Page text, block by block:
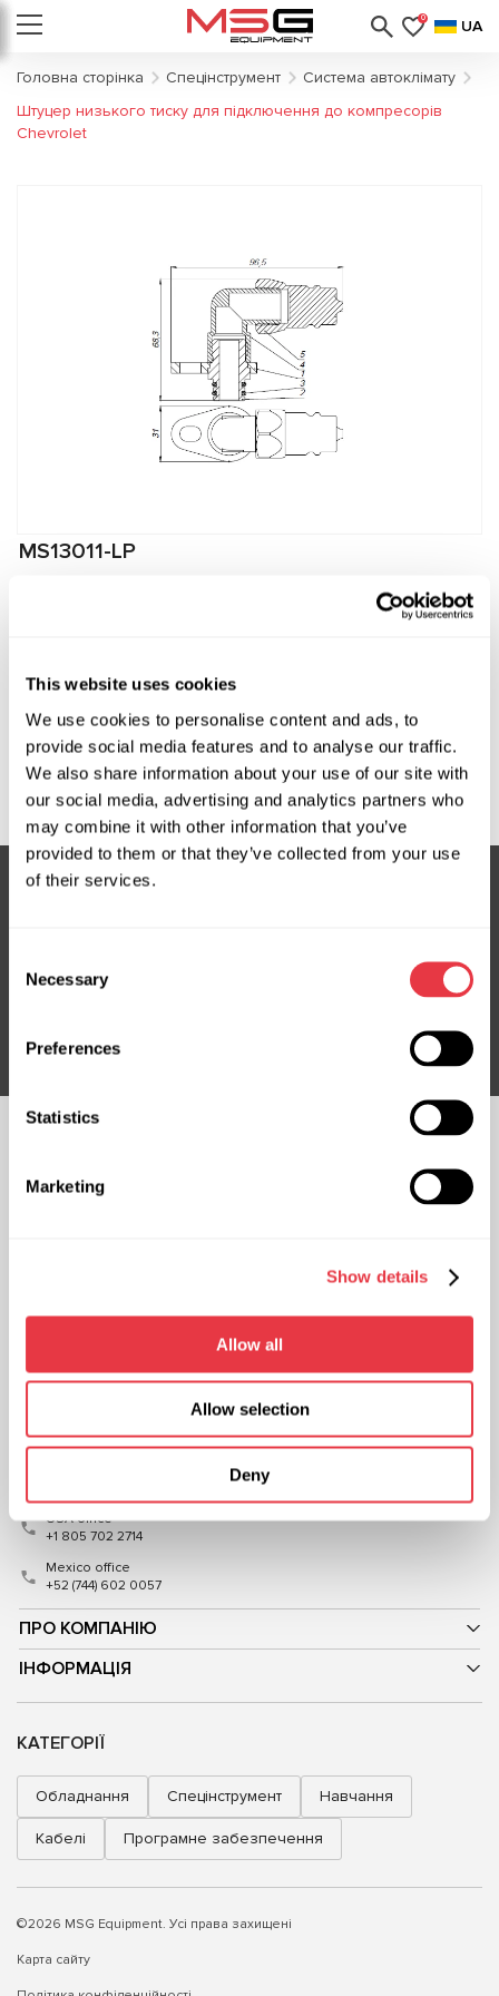
This website uses cookies
We use cookies to personalise content and ads, to
provide social media features and to analyse our traffic.
We also share information about your use of our site with
our social media, advertising and analytics partners who
may combine it with other information that you’ve
provided to them or that they’ve collected from your use
of their services.
Selection
Necessary
Preferences
Statistics
Marketing
Show details
Allow all
Allow selection
Deny
0 UA
Головна сторінка Спецінструмент
Система автоклімату
Штуцер низького тиску для підключення до компресорів
Chevrolet
MS13011-LP
Штуцер низького тиску для підключення до
Виробник: MSG Equipment
Запит ціни
Не пропустіть ексклюзивні пропозиції та знижки
ПРО КОМПАНІЮ
ІНФОРМАЦІЯ
+38 (057) 728-49-64
ПН-ПТ: 9:00 - 18:00 (UTC +3)
sales@msg.equipment
Варшава, Польща
+48 (83) 313-19-70
ПН-ПТ: 8:00 - 17:00 (GMT +1)
sales@msgequipment.pl
USA office
+1 805 702 2714
Mexico office
+52 (744) 602 0057
КАТЕГОРІЇ
Обладнання Спецінструмент Навчання
Кабелі Програмне забезпечення
©2026 MSG Equipment. Усі права захищені
Карта сайту